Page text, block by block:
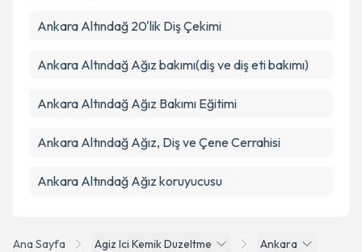
Ana Sayfa Agiz Ici Kemik Duzeltme
Ankara
Ankara Altındağ 20'lik Diş Çekimi
Ankara Altındağ Ağız bakımı(diş ve diş eti bakımı)
Ankara Altındağ Ağız Bakımı Eğitimi
Ankara Altındağ Ağız, Diş ve Çene Cerrahisi
Ankara Altındağ Ağız koruyucusu